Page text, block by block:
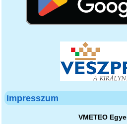
Impresszum
VMETEO